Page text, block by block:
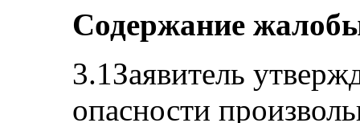
Содержание
3.1Заявитель
опасности